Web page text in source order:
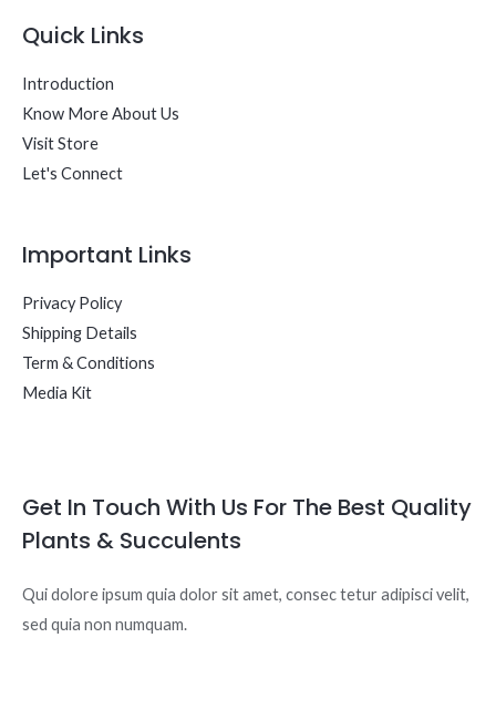
Quick Links
Introduction
Know More About Us
Visit Store
Let's Connect
Important Links
Privacy Policy
Shipping Details
Term & Conditions
Media Kit
Get In Touch With Us For The Best Quality
Plants & Succulents
Qui dolore ipsum quia dolor sit amet, consec tetur adipisci velit,
sed quia non numquam.